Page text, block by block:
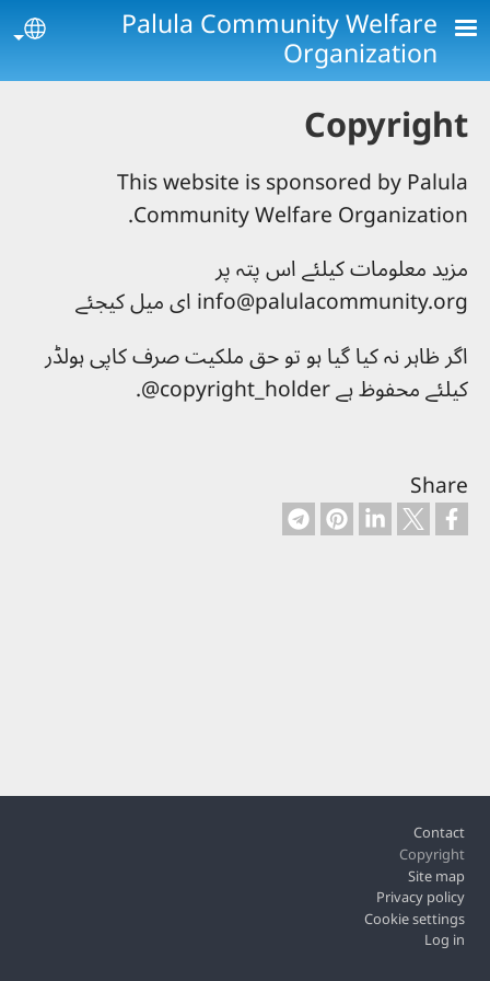
Skip to main content
Palula Community Welfare
Organization
Copyright
This website is sponsored by Palula
Community Welfare Organization.
مزید معلومات کیلئے اس پتہ پر
info@palulacommunity.org ای میل کیجئے
اگر ظاہر نہ کیا گیا ہو تو حق ملکیت صرف کاپی ہولڈر
کیلئے محفوظ ہے copyright_holder@.
Share
Footer
Contact
Copyright
Site map
Privacy policy
Cookie settings
Log in